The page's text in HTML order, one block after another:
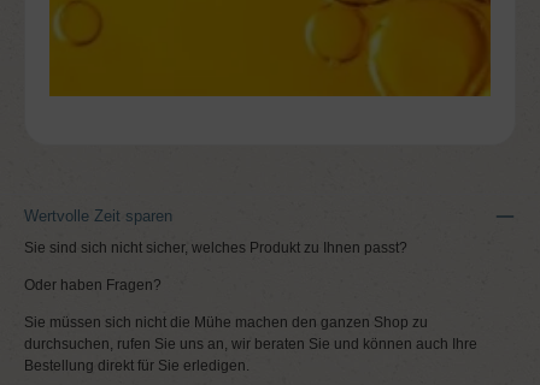
Wertvolle Zeit sparen
Sie sind sich nicht sicher, welches Produkt zu Ihnen passt?
Oder haben Fragen?
Sie müssen sich nicht die Mühe machen den ganzen Shop zu
durchsuchen, rufen Sie uns an, wir beraten Sie und können auch Ihre
Bestellung direkt für Sie erledigen.